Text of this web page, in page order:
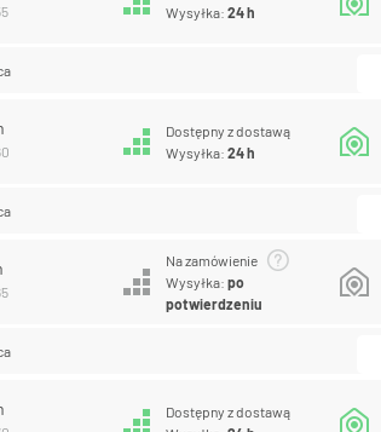
Wysyłka:24 h
Dostępny z dostawą
Wysyłka:24 h
Na zamówienie
Wysyłka:po
potwierdzeniu
Dostępny z dostawą